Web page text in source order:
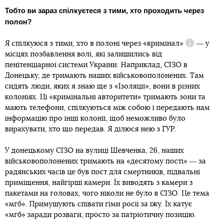
Тобто ви зараз спілкуєтеся з тими, хто проходить через
полон?
Я спілкуюся з тими, хто в полоні через «кримінал»
Довідка
― у
місцях позбавлення волі, які залишились від
пенітенціарної системи України. Наприклад, СІЗО в
Донецьку, де тримають наших військовополонених. Там
сидять люди, яких я знаю ще з «Ізоляції», вони в різних
колоніях. Ці «кримінальні авторитети» тримають зони та
мають телефони, спілкуються між собою і передають нам
інформацію про інші колонії, щоб неможливо було
вирахувати, хто що передав. Я ділюся нею з ГУР.
У донецькому СІЗО на вулиці Шевченка, 26, наших
військовополонених тримають на «десятому пості» ― за
радянських часів це був пост для смертників, підвальні
приміщення, найгірші камери. Їх виводять з камери з
пакетами на головах, чого ніколи не було в СІЗО. Це тема
«мгб». Примушують співати гімн росії за їжу. Їх катує
«мгб» заради розваги, просто за патріотичну позицію.